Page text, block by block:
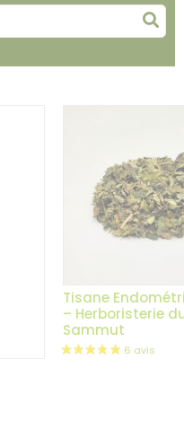
Tisane
– Herboristerie
Sammut